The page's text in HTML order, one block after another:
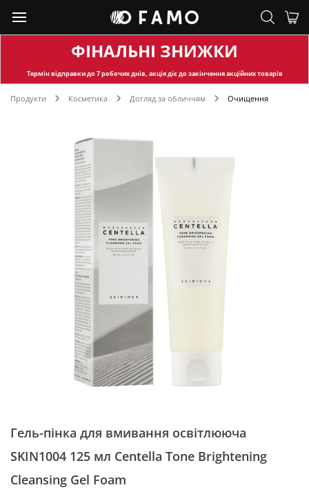
ФІНАЛЬНІ ЗНИЖКИ
Термін відправкидо 7 робочих днів, акція діє до закінчення акційних товарів
Продукти Косметика Догляд за обличчям Очищення
Гель-пінка для вмивання освітлююча
SKIN1004 125 мл Centella Tone Brightening
Cleansing Gel Foam